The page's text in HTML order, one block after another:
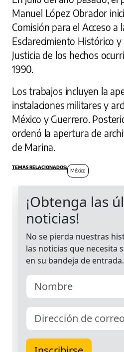
Manuel López Obrador
Comisión para el Acceso a
Esclarecimiento Histórico
Justicia de los hechos
1990.
Los trabajos incluyen la
instalaciones militares y
México y Guerrero.
ordenó la apertura de
de Marina.
México